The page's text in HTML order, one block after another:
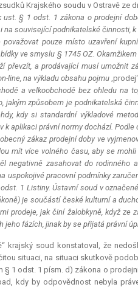
Krajského soudu v Ostravě ze
ust. § 1 odst. 1 zákona o prodejní
související podnikatelské činnosti,
pouze místo uzavření
ve smyslu § 1745 OZ. Okamžikem
převzít, a prodávající musí umožnit
line, na výkladu obsahu pojmu‚prodej‘
a velkoobchodě bez ohledu na
jakým způsobem je podnikatelská
kdy si standardní výkladové
aplikaci právní normy dochází.
zákaz prodejní doby ve
mít více volného času, aby se
negativně zasahovat do rodinného
uspokojivé pracovní podmínky
1 Listiny. Ústavní soud v
je součástí české kulturní a
prodeje, jak činí žalobkyně, když ze
jeho fázích, jinak by se přijatá právní
krajský soud konstatoval, že
situaci, na situaci skutkově
1 odst. 1 písm. d) zákona o
kdy by odpovědnost nebyla